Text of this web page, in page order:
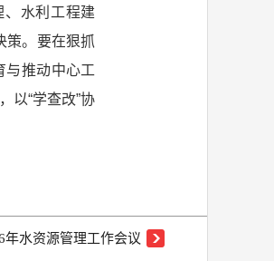
、水利工程建
策。要在狠抓
与推动中心工
以“学查改”协
年水资源管理工作会议